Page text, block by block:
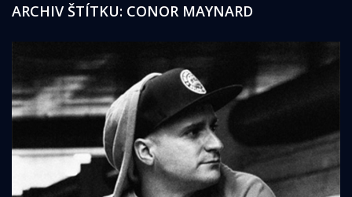
ARCHIV ŠTÍTKU: CONOR MAYNARD